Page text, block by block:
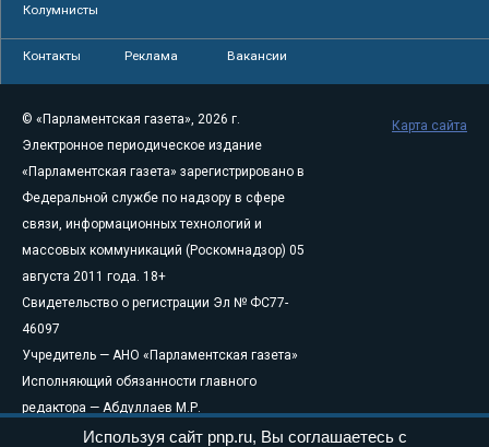
Колумнисты
Контакты Реклама Вакансии
© «Парламентская газета», 2026 г.
Электронное периодическое издание
«Парламентская газета» зарегистрировано в
Федеральной службе по надзору в сфере
связи, информационных технологий и
массовых коммуникаций (Роскомнадзор) 05
августа 2011 года. 18+
Свидетельство о регистрации Эл № ФС77-
46097
Учредитель — АНО «Парламентская газета»
Исполняющий обязанности главного
редактора — Абдуллаев М.Р.
Тел.: +7 (495) 637–69–79 E-mail:pg@pnp.ru
Карта сайта
Используя сайт pnp.ru, Вы соглашаетесь с